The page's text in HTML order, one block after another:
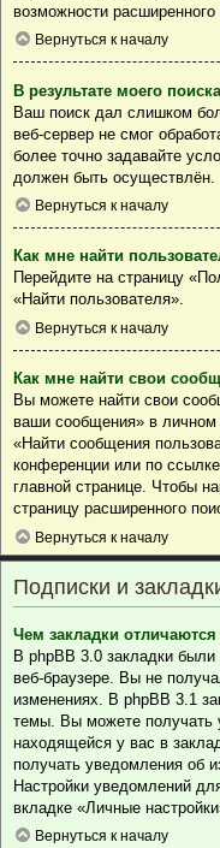
возможности расширенного
Вернуться к началу
В результате моего
Ваш поиск дал слишком
веб-сервер не смог
более точно задавайте
должен быть осуществлён.
Вернуться к началу
Как мне найти
Перейдите на страницу
«Найти пользователя».
Вернуться к началу
Как мне найти свои
Вы можете найти свои
ваши сообщения» в личном
«Найти сообщения
конференции или по
главной странице. Чтобы
страницу расширенного
Вернуться к началу
Подписки и
Чем закладки
В phpBB 3.0 закладки
веб-браузере. Вы не
изменениях. В phpBB 3.1
темы. Вы можете получать
находящейся у вас в
получать уведомления об
Настройки уведомлений
вкладке «Личные
Вернуться к началу